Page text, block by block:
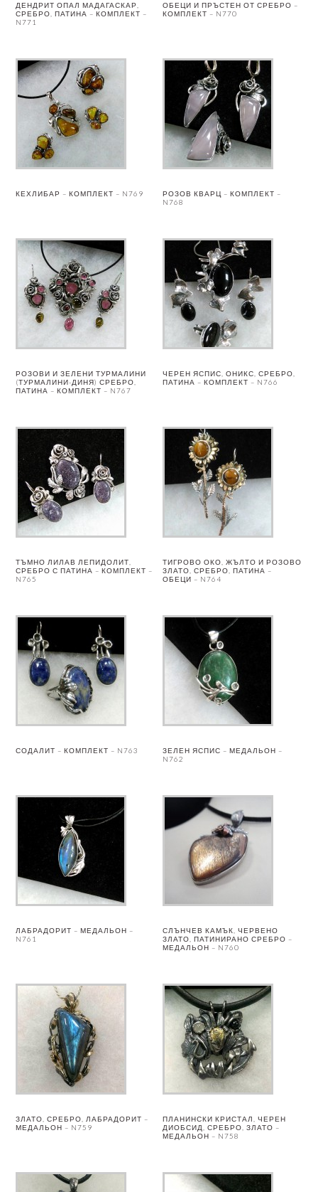
ДЕНДРИТ ОПАЛ МАДАГАСКАР,
СРЕБРО, ПАТИНА – КОМПЛЕКТ –
N771
ОБЕЦИ И ПРЪСТЕН ОТ СРЕБРО –
КОМПЛЕКТ – N770
КЕХЛИБАР – КОМПЛЕКТ – N769
РОЗОВ КВАРЦ – КОМПЛЕКТ –
N768
РОЗОВИ И ЗЕЛЕНИ ТУРМАЛИНИ
(ТУРМАЛИНИ-ДИНЯ) СРЕБРО,
ПАТИНА – КОМПЛЕКТ – N767
ЧЕРЕН ЯСПИС, ОНИКС, СРЕБРО,
ПАТИНА – КОМПЛЕКТ – N766
ТЪМНО ЛИЛАВ ЛЕПИДОЛИТ,
СРЕБРО С ПАТИНА – КОМПЛЕКТ –
N765
ТИГРОВО ОКО, ЖЪЛТО И РОЗОВО
ЗЛАТО, СРЕБРО, ПАТИНА –
ОБЕЦИ – N764
СОДАЛИТ – КОМПЛЕКТ – N763
ЗЕЛЕН ЯСПИС – МЕДАЛЬОН –
N762
ЛАБРАДОРИТ – МЕДАЛЬОН –
N761
СЛЪНЧЕВ КАМЪК, ЧЕРВЕНО
ЗЛАТО, ПАТИНИРАНО СРЕБРО –
МЕДАЛЬОН – N760
ЗЛАТО, СРЕБРО, ЛАБРАДОРИТ –
МЕДАЛЬОН – N759
ПЛАНИНСКИ КРИСТАЛ, ЧЕРЕН
ДИОБСИД, СРЕБРО, ЗЛАТО –
МЕДАЛЬОН – N758